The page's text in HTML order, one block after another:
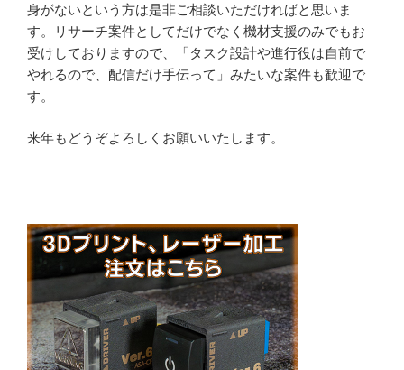
身がないという方は是非ご相談いただければと思いま
す。リサーチ案件としてだけでなく機材支援のみでもお
受けしておりますので、「タスク設計や進行役は自前で
やれるので、配信だけ手伝って」みたいな案件も歓迎で
す。
来年もどうぞよろしくお願いいたします。